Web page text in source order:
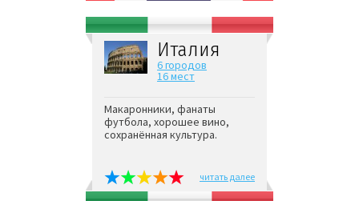
Италия
6 городов
16 мест
Макаронники, фанаты
футбола, хорошее вино,
сохранённая культура.
читать далее